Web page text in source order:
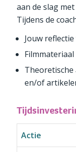
aan de slag
Tijdens de
Jouw
en/of
Actie